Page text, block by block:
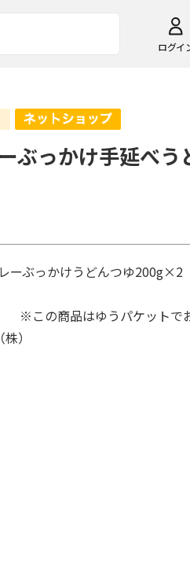
ログイ
ぶっかけ手延べう
ーぶっかけうどんつゆ200g×2
※この商品はゆうパケットで
）